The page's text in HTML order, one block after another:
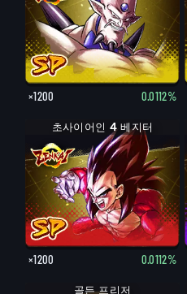
×1200 0.0112%
초사이어인 4 베지터
×1200 0.0112%
최종 형태 프리저
골든 프리저